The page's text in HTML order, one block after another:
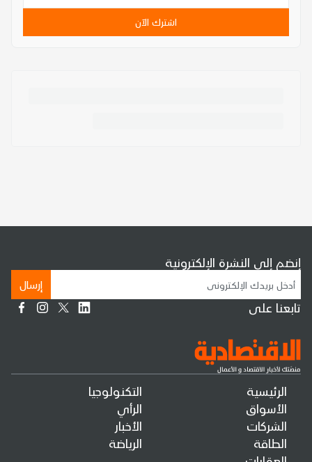
اشترك الآن
الرئيسية
الأسواق
الشركات
الطاقة
التكنولوجيا
الرأي
الأخبار
الرياضة
إنضم إلى النشرة الإلكترونية
إرسال
تابعنا على